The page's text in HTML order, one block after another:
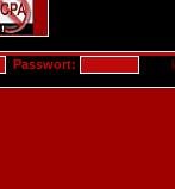
Passwort: